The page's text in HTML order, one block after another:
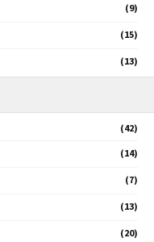
(9)
(15)
(13)
(42)
(14)
(7)
(13)
(20)